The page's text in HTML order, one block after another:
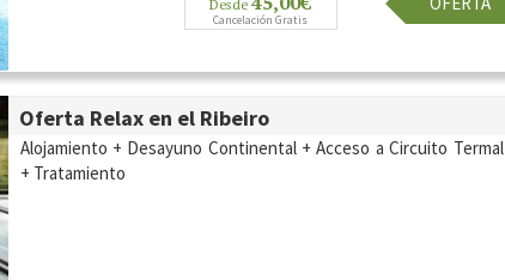
Desde
Cancelación Gratis
Oferta Relax en el Ribeiro
Alojamiento + Desayuno Continental + Acceso a Circuito Termal
+ Tratamiento